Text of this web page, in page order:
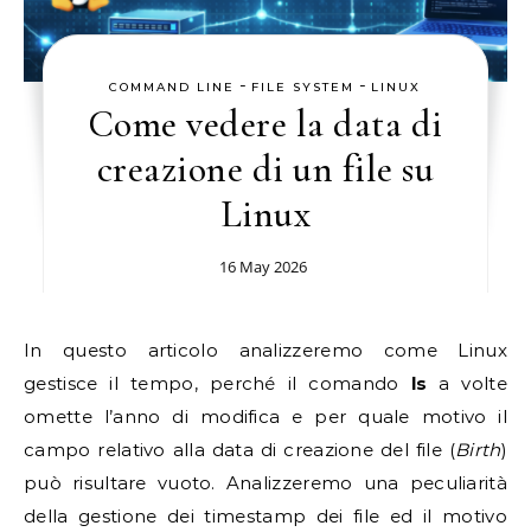
COMMAND LINE - FILE SYSTEM - LINUX
Come vedere la data di
creazione di un file su
Linux
16 May 2026
In questo articolo analizzeremo come Linux
gestisce il tempo, perché il comando ls a volte
omette l’anno di modifica e per quale motivo il
campo relativo alla data di creazione del file (Birth)
può risultare vuoto. Analizzeremo una peculiarità
della gestione dei timestamp dei file ed il motivo